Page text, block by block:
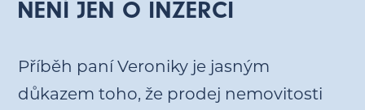
NENÍ JEN O INZERCI
Příběh paní Veroniky je jasným
důkazem toho, že prodej nemovitosti